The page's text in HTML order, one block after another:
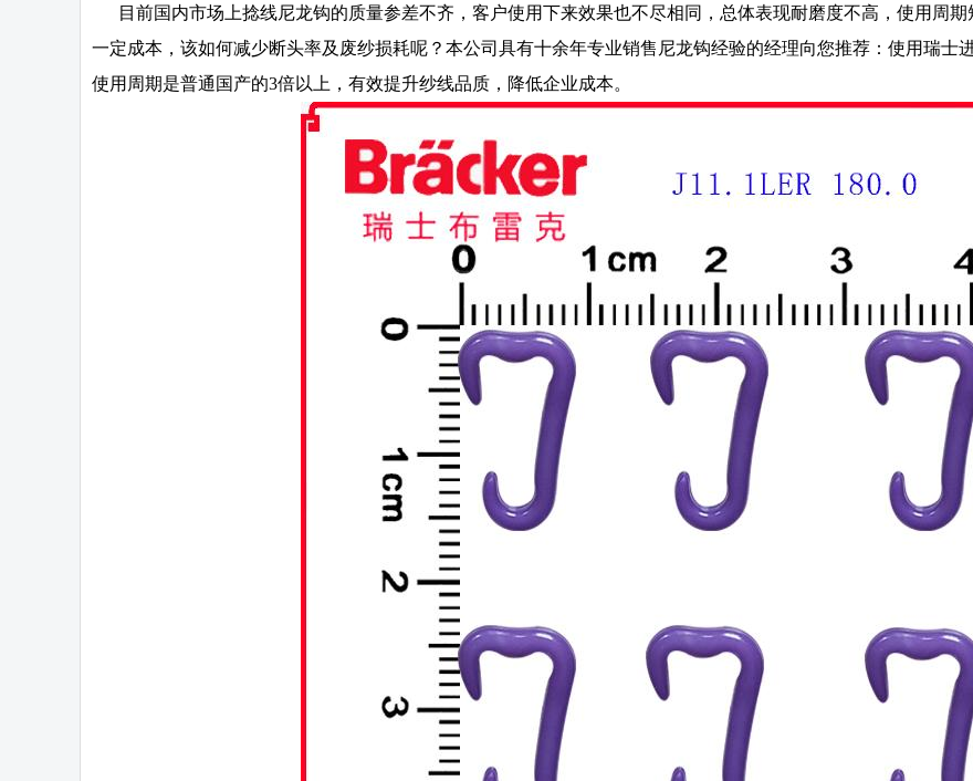
目前国内市场上捻线尼龙钩的质量参差不齐，客户使用下来效果也不尽相同，总体表现耐磨度不高，使用周
一定成本，该如何减少断头率及废纱损耗呢？本公司具有十余年专业销售尼龙钩经验的经理向您推荐：使用瑞士
使用周期是普通国产的3倍以上，有效提升纱线品质，降低企业成本。